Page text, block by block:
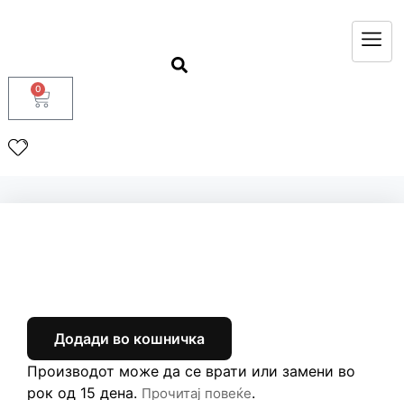
0
Додади во кошничка
Производот може да се врати или замени во
рок од 15 дена. Прочитај повеќе.